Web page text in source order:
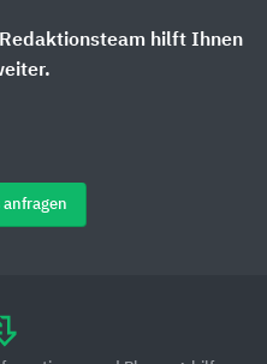
hilft Ihnen
anfragen